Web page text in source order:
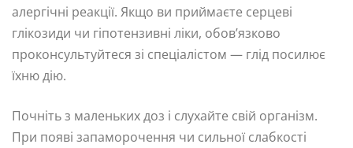
алергічні реакції. Якщо ви приймаєте серцеві
глікозиди чи гіпотензивні ліки, обов’язково
проконсультуйтеся зі спеціалістом — глід посилює
їхню дію.
Почніть з маленьких доз і слухайте свій організм.
При появі запаморочення чи сильної слабкості